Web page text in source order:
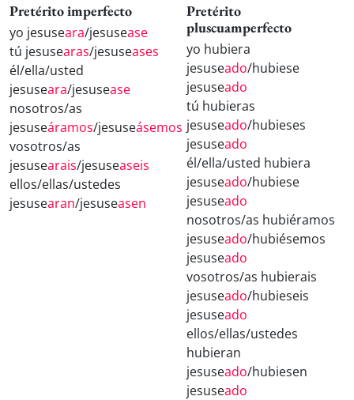
Pretérito imperfecto
yo jesuseara/jesusease
tú jesusearas/jesuseases
él/ella/usted
jesuseara/jesusease
nosotros/as
jesuseáramos/jesuseásemos
vosotros/as
jesusearais/jesuseaseis
ellos/ellas/ustedes
jesusearan/jesuseasen
Pretérito
pluscuamperfecto
yo hubiera
jesuseado/hubiese
jesuseado
tú hubieras
jesuseado/hubieses
jesuseado
él/ella/usted hubiera
jesuseado/hubiese
jesuseado
nosotros/as hubiéramos
jesuseado/hubiésemos
jesuseado
vosotros/as hubierais
jesuseado/hubieseis
jesuseado
ellos/ellas/ustedes
hubieran
jesuseado/hubiesen
jesuseado